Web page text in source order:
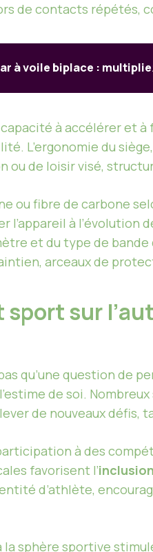
de contacts répétés,
à voile biplace :
à accélérer et à
L’ergonomie du
ou de loisir visé,
ou fibre de carbone
l’appareil à l’évolution
et du type de
arceaux de
sur
qu’une question de
de soi.
de nouveaux défis,
à des
favorisent l’
d’athlète,
la sphère sportive